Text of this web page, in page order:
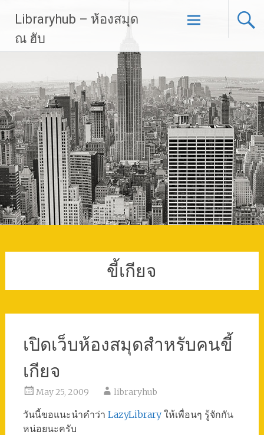
content
Libraryhub – ห้องสมุด
ณ ฮับ
ขี้เกียจ
เปิดเว็บห้องสมุดสำหรับคนขี้
เกียจ
May 25, 2009 libraryhub
วันนี้ขอแนะนำคำว่า LazyLibraryให้เพื่อนๆ รู้จักกัน
หน่อยนะครับ